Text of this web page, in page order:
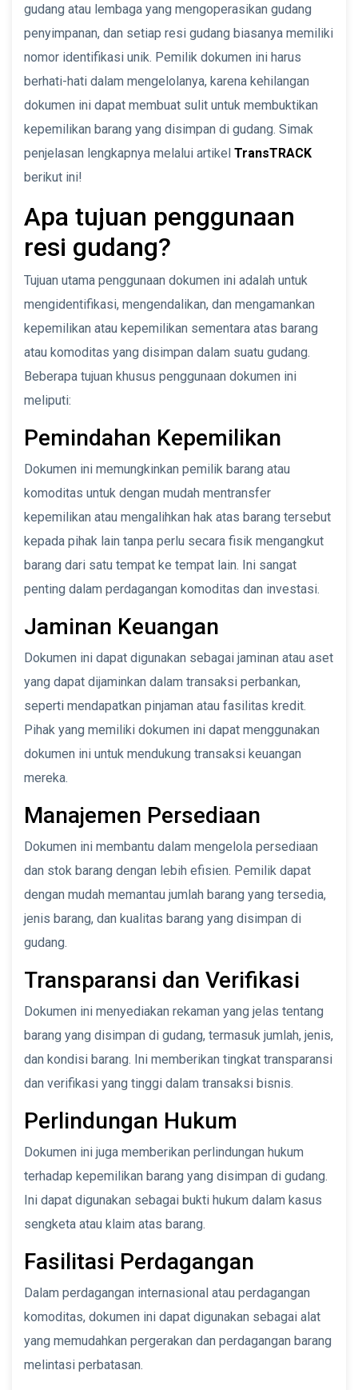
gudang atau lembaga yang mengoperasikan gudang
penyimpanan, dan setiap resi gudang biasanya memiliki
nomor identifikasi unik. Pemilik dokumen ini harus
berhati-hati dalam mengelolanya, karena kehilangan
dokumen ini dapat membuat sulit untuk membuktikan
kepemilikan barang yang disimpan di gudang. Simak
penjelasan lengkapnya melalui artikel TransTRACK
berikut ini!
Apa tujuan penggunaan
resi gudang?
Tujuan utama penggunaan dokumen ini adalah untuk
mengidentifikasi, mengendalikan, dan mengamankan
kepemilikan atau kepemilikan sementara atas barang
atau komoditas yang disimpan dalam suatu gudang.
Beberapa tujuan khusus penggunaan dokumen ini
meliputi:
Pemindahan Kepemilikan
Dokumen ini memungkinkan pemilik barang atau
komoditas untuk dengan mudah mentransfer
kepemilikan atau mengalihkan hak atas barang tersebut
kepada pihak lain tanpa perlu secara fisik mengangkut
barang dari satu tempat ke tempat lain. Ini sangat
penting dalam perdagangan komoditas dan investasi.
Jaminan Keuangan
Dokumen ini dapat digunakan sebagai jaminan atau aset
yang dapat dijaminkan dalam transaksi perbankan,
seperti mendapatkan pinjaman atau fasilitas kredit.
Pihak yang memiliki dokumen ini dapat menggunakan
dokumen ini untuk mendukung transaksi keuangan
mereka.
Manajemen Persediaan
Dokumen ini membantu dalam mengelola persediaan
dan stok barang dengan lebih efisien. Pemilik dapat
dengan mudah memantau jumlah barang yang tersedia,
jenis barang, dan kualitas barang yang disimpan di
gudang.
Transparansi dan Verifikasi
Dokumen ini menyediakan rekaman yang jelas tentang
barang yang disimpan di gudang, termasuk jumlah, jenis,
dan kondisi barang. Ini memberikan tingkat transparansi
dan verifikasi yang tinggi dalam transaksi bisnis.
Perlindungan Hukum
Dokumen ini juga memberikan perlindungan hukum
terhadap kepemilikan barang yang disimpan di gudang.
Ini dapat digunakan sebagai bukti hukum dalam kasus
sengketa atau klaim atas barang.
Fasilitasi Perdagangan
Dalam perdagangan internasional atau perdagangan
komoditas, dokumen ini dapat digunakan sebagai alat
yang memudahkan pergerakan dan perdagangan barang
melintasi perbatasan.